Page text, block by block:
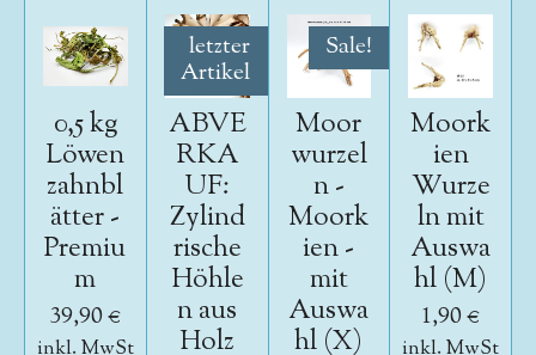
0,5 kg
Löwen
zahnbl
ätter -
Premiu
m
39,90 €
letzter
Artikel
ABVE
RKA
UF:
Zylind
rische
Höhle
n aus
Holz
Sale!
Moor
wurzel
n -
Moork
ien -
mit
Auswa
hl (X)
Moork
ien
Wurze
ln mit
Auswa
hl (M)
1,90 €